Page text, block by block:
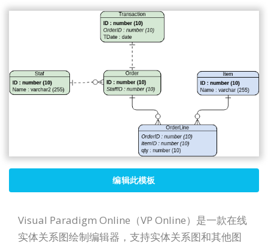
编辑此模板
Visual Paradigm Online（VP Online）是一款在线
实体关系图绘制编辑器，支持实体关系图和其他图